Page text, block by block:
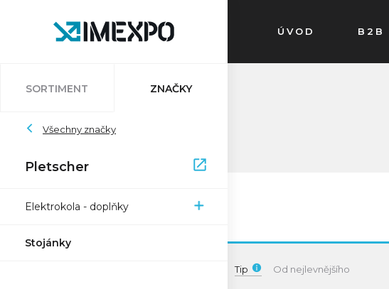
SORTIMENT ZNAČKY
Auvray
Atlantic
Bleedkit
Bosch
Impac
Schwalbe
Pletscher
Všechny značky
Pletscher
Elektrokola - doplňky
Stojánky
Ryde
Sapim
Trelock
Zefal
XON
ÚVOD B2B
Tip Od nejlevnějšího